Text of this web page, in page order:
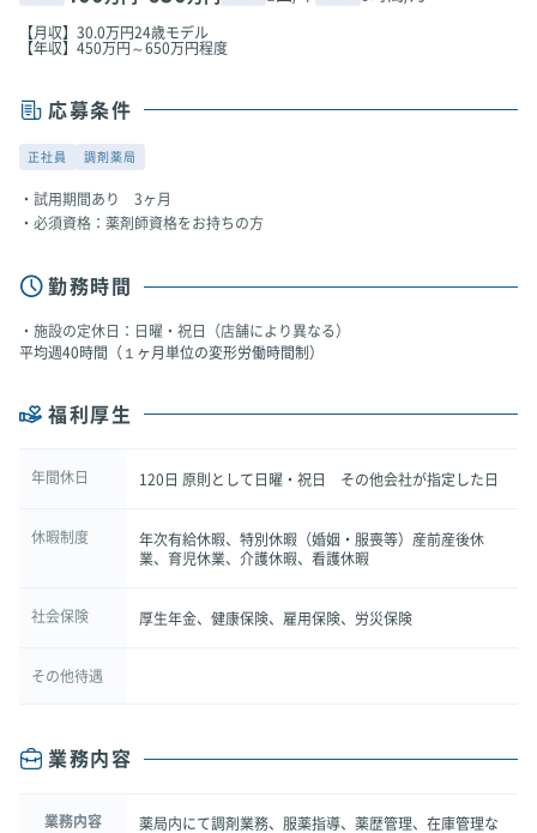
【月収】30.0万円24歳モデル
【年収】450万円～650万円程度
応募条件
正社員 調剤薬局
試用期間あり 3ヶ月
必須資格：薬剤師資格をお持ちの方
勤務時間
施設の定休日：日曜・祝日（店舗により異なる）
平均週40時間（１ヶ月単位の変形労働時間制）
福利厚生
年間休日 120日 原則として日曜・祝日 その他会社が指定した日
休暇制度
年次有給休暇、特別休暇（婚姻・服喪等）産前産後休
業、育児休業、介護休暇、看護休暇
社会保険 厚生年金、健康保険、雇用保険、労災保険
その他待遇
業務内容
業務内容
薬局内にて調剤業務、服薬指導、薬歴管理、在庫管理な